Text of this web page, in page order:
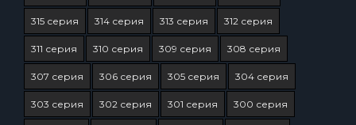
315 серия 314 серия 313 серия 312 серия
311 серия 310 серия 309 серия 308 серия
307 серия 306 серия 305 серия 304 серия
303 серия 302 серия 301 серия 300 серия